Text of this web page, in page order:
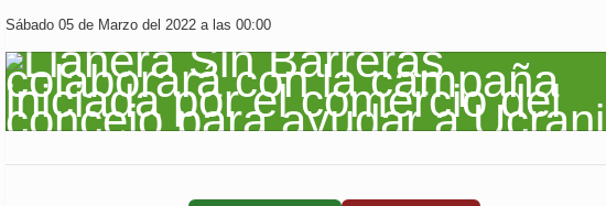
Sábado 05 de Marzo del 2022 a las 00:00